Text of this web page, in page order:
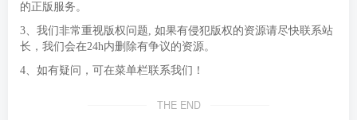
的正版服务。
3、我们非常重视版权问题, 如果有侵犯版权的资源请尽快联系站
长，我们会在24h内删除有争议的资源。
4、如有疑问，可在菜单栏联系我们！
THE END